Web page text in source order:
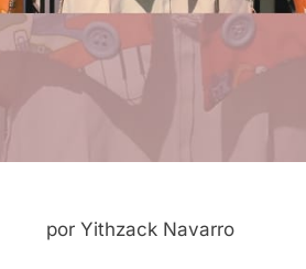
por Yithzack Navarro